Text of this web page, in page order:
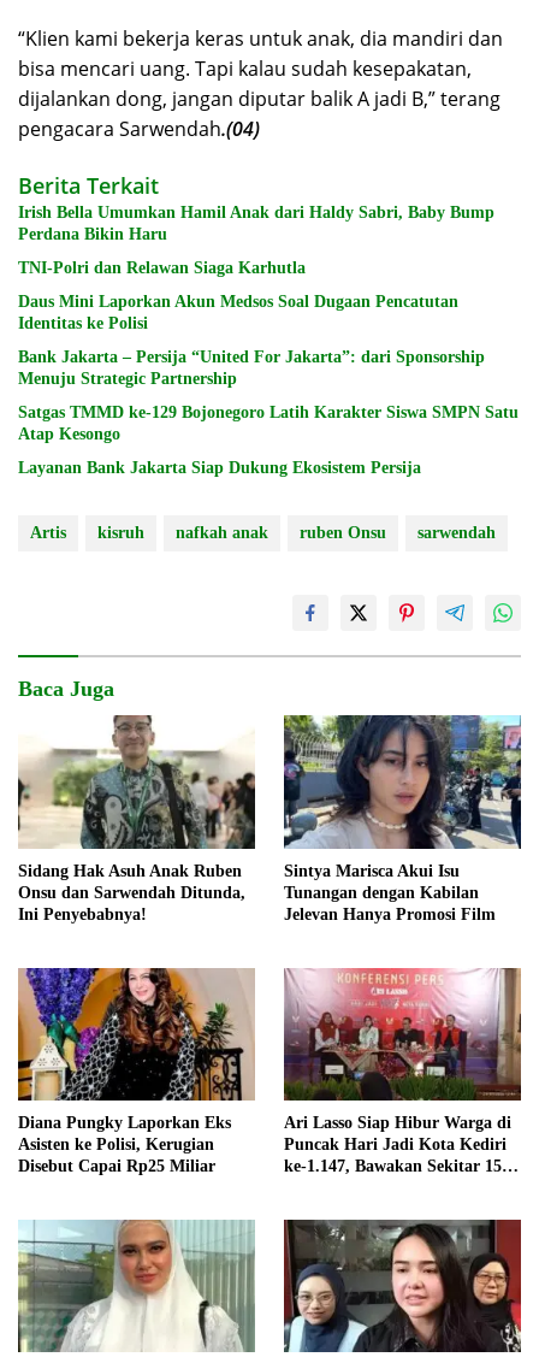
“Klien kami bekerja keras untuk anak, dia mandiri dan
bisa mencari uang. Tapi kalau sudah kesepakatan,
dijalankan dong, jangan diputar balik A jadi B,” terang
pengacara Sarwendah.(04)
Berita Terkait
Irish Bella Umumkan Hamil Anak dari Haldy Sabri, Baby Bump
Perdana Bikin Haru
TNI-Polri dan Relawan Siaga Karhutla
Daus Mini Laporkan Akun Medsos Soal Dugaan Pencatutan
Identitas ke Polisi
Bank Jakarta – Persija “United For Jakarta”: dari Sponsorship
Menuju Strategic Partnership
Satgas TMMD ke-129 Bojonegoro Latih Karakter Siswa SMPN Satu
Atap Kesongo
Layanan Bank Jakarta Siap Dukung Ekosistem Persija
Artis kisruh nafkah anak ruben Onsu sarwendah
Baca Juga
Sidang Hak Asuh Anak Ruben
Onsu dan Sarwendah Ditunda,
Ini Penyebabnya!
Sintya Marisca Akui Isu
Tunangan dengan Kabilan
Jelevan Hanya Promosi Film
Diana Pungky Laporkan Eks
Asisten ke Polisi, Kerugian
Disebut Capai Rp25 Miliar
Ari Lasso Siap Hibur Warga di
Puncak Hari Jadi Kota Kediri
ke-1.147, Bawakan Sekitar 15